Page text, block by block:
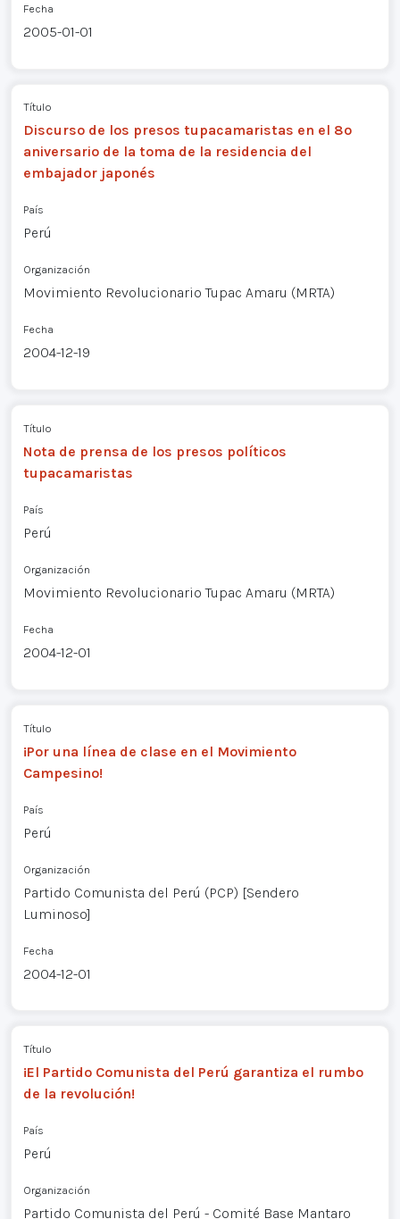
Fecha
2005-01-01
Título
Discurso de los presos tupacamaristas en el 8º
aniversario de la toma de la residencia del
embajador japonés
País
Perú
Organización
Movimiento Revolucionario Tupac Amaru (MRTA)
Fecha
2004-12-19
Título
Nota de prensa de los presos políticos
tupacamaristas
País
Perú
Organización
Movimiento Revolucionario Tupac Amaru (MRTA)
Fecha
2004-12-01
Título
¡Por una línea de clase en el Movimiento
Campesino!
País
Perú
Organización
Partido Comunista del Perú (PCP) [Sendero
Luminoso]
Fecha
2004-12-01
Título
¡El Partido Comunista del Perú garantiza el rumbo
de la revolución!
País
Perú
Organización
Partido Comunista del Perú - Comité Base Mantaro